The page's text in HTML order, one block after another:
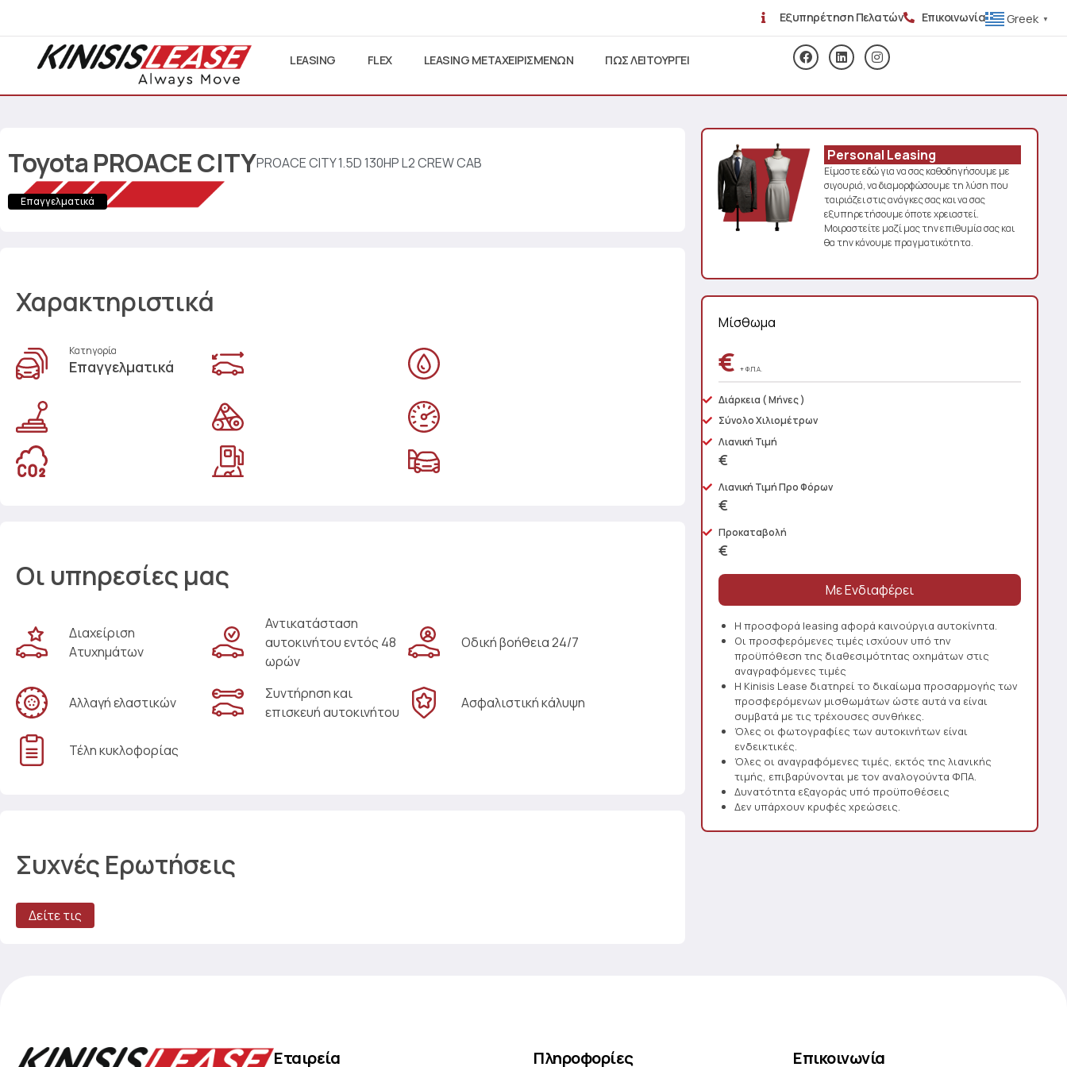
Εξυπηρέτηση Πελατών Επικοινωνία Greek ▼
LEASING FLEX LEASING ΜΕΤΑΧΕΙΡΙΣΜΕΝΩΝ ΠΩΣ ΛΕΙΤΟΥΡΓΕΙ
Toyota PROACE CITYPROACE CITY 1.5D 130HP L2 CREW CAB
Επαγγελματικά
Χαρακτηριστικά
Κατηγορία
Επαγγελματικά
Οι υπηρεσίες μας
Διαχείριση
Ατυχημάτων
Αντικατάσταση
αυτοκινήτου εντός 48
ωρών
Οδική βοήθεια 24/7
Αλλαγή ελαστικών
Συντήρηση και
επισκευή αυτοκινήτου
Ασφαλιστική κάλυψη
Τέλη κυκλοφορίας
Συχνές Ερωτήσεις
Δείτε τις
Personal Leasing
Είμαστε εδώ για να σας καθοδηγήσουμε με
σιγουριά, να διαμορφώσουμε τη λύση που
ταιριάζει στις ανάγκες σας και να σας
εξυπηρετήσουμε όποτε χρειαστεί.
Μοιραστείτε μαζί μας την επιθυμία σας και
θα την κάνουμε πραγματικότητα.
Μίσθωμα
€+ Φ.Π.Α.
Διάρκεια ( Μήνες )
Σύνολο Χιλιομέτρων
Λιανική Τιμή
€
Λιανική Τιμή Προ Φόρων
€
Προκαταβολή
€
Η προσφορά leasing αφορά καινούργια αυτοκίνητα.
Οι προσφερόμενες τιμές ισχύουν υπό την
προϋπόθεση της διαθεσιμότητας οχημάτων στις
αναγραφόμενες τιμές
Η Kinisis Lease διατηρεί το δικαίωμα προσαρμογής των
προσφερόμενων μισθωμάτων ώστε αυτά να είναι
συμβατά με τις τρέχουσες συνθήκες.
Όλες οι φωτογραφίες των αυτοκινήτων είναι
ενδεικτικές.
Όλες οι αναγραφόμενες τιμές, εκτός της λιανικής
τιμής, επιβαρύνονται με τον αναλογούντα ΦΠΑ.
Δυνατότητα εξαγοράς υπό προϋποθέσεις
Δεν υπάρχουν κρυφές χρεώσεις.
Εταιρεία Πληροφορίες Επικοινωνία